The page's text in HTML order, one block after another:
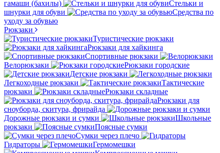
гамаши (бахилы)
Стельки и
шнурки для обуви
Средства по
уходу за обувью
Рюкзаки
Туристические рюкзаки
Рюкзаки для хайкинга
Спортивные рюкзаки
Велорюкзаки
Рюкзаки городские
Детские рюкзаки
Легкоходные рюкзаки
Тактические
рюкзаки
Рюкзаки складные
Рюкзаки для
сноуборда, скитура, фрирайда
Дорожные рюкзаки и сумки
Школьные
рюкзаки
Поясные сумки
Сумки через плечо
Гидраторы
Гермомешки